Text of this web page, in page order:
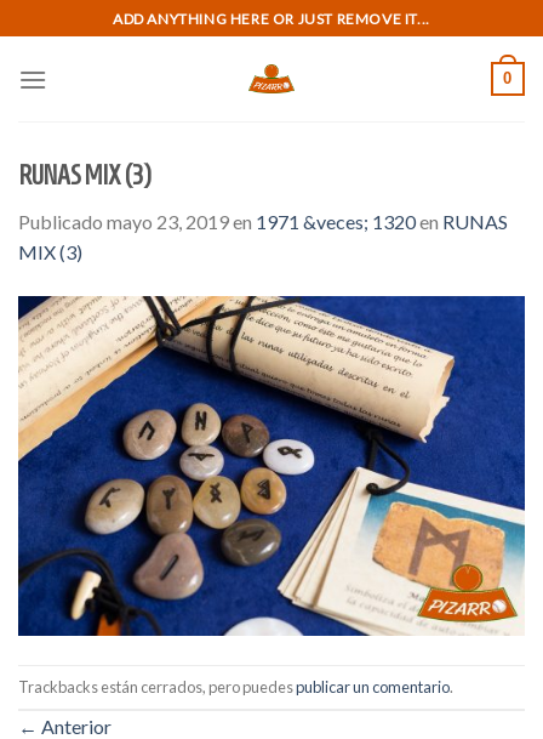
to
content
ADD ANYTHING HERE OR JUST REMOVE IT...
0
RUNAS MIX (3)
Publicado mayo 23, 2019en 1971 &veces; 1320en RUNAS
MIX (3)
Trackbacks están cerrados, pero puedespublicar un comentario.
← Anterior